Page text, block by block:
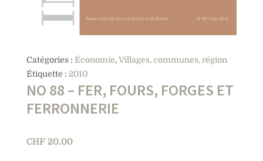
Catégories : Économie,Villages, communes, région
Étiquette : 2010
NO 88 – FER, FOURS, FORGES ET
FERRONNERIE
CHF20.00